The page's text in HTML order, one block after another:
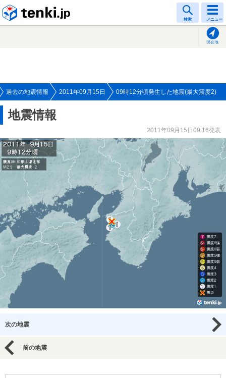
検索 メニュー
現在地
過去の地震情報 2011年09月15日 09時12分頃発生した地震(最大震度2)
地震情報
2011年09月15日09:16発表
次の地震
前の地震